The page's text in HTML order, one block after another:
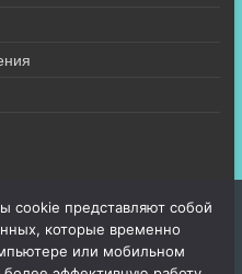
cookie представляют собой
которые временно
или мобильном